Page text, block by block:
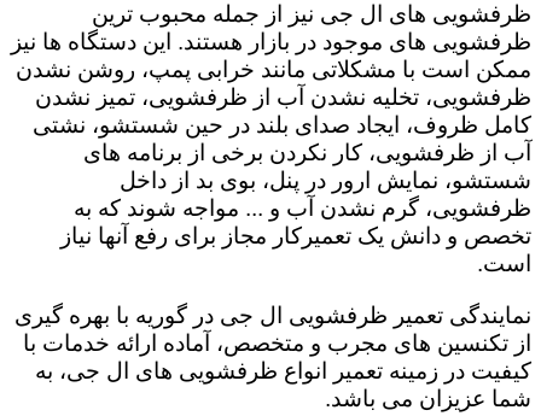
ظرفشویی های ال جی نیز از جمله محبوب ترین
ظرفشویی های موجود در بازار هستند. این دستگاه ها نیز
ممکن است با مشکلاتی مانند خرابی پمپ، روشن نشدن
ظرفشویی، تخلیه نشدن آب از ظرفشویی، تمیز نشدن
کامل ظروف، ایجاد صدای بلند در حین شستشو، نشتی
آب از ظرفشویی، کار نکردن برخی از برنامه های
شستشو، نمایش ارور در پنل، بوی بد از داخل
ظرفشویی، گرم نشدن آب و ... مواجه شوند که به
تخصص و دانش یک تعمیرکار مجاز برای رفع آنها نیاز
است.
نمایندگی تعمیر ظرفشویی ال جی در گوریه با بهره گیری
از تکنسین های مجرب و متخصص، آماده ارائه خدمات با
کیفیت در زمینه تعمیر انواع ظرفشویی های ال جی، به
شما عزیزان می باشد.